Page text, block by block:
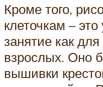
Кроме того,
клеточкам –
занятие как
взрослых. Оно
вышивки